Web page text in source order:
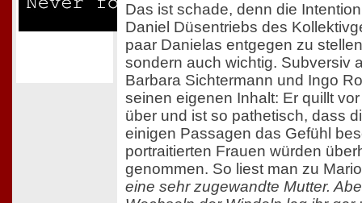
Das ist schade, denn die
Daniel Düsentriebs des
paar Danielas entgegen zu
sondern auch wichtig. Subversiv
Barbara Sichtermann und Ingo
seinen eigenen Inhalt: Er quillt
über und ist so pathetisch, dass
einigen Passagen das Gefühl
portraitierten Frauen würden
genommen. So liest man zu
eine sehr zugewandte Mutter.